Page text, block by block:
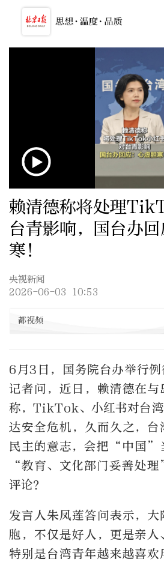
赖清德称将处理
台青影响，国台办
寒！
央视新闻
2026-06-03 10:53
都视频
6月3日，国务院台办举行
记者问，近日，赖清德在与
称，TikTok、小红书对台湾
达安全危机，久而久之，台
民主的意志，会把“中国”
“教育、文化部门妥善处
评论？
发言人朱凤莲答问表示，
胞，不仅是好人，更是亲人
特别是台湾青年越来越喜欢